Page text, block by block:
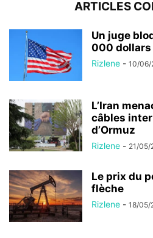
ARTICLES
Un juge
000 dollars
Rizlene - 10/06/
L’Iran
câbles
d’Ormuz
Rizlene - 21/05/
Le prix du
flèche
Rizlene - 18/05/